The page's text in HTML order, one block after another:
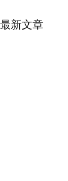
最新文章